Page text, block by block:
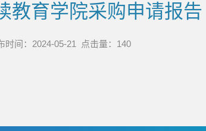
教育学院采购申请报告
时间：2024-05-21 点击量： 140